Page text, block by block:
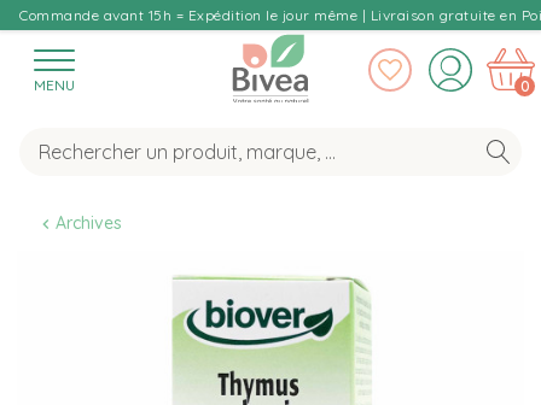
Commande avant 15h = Expédition le jour même | Livraison gratuite en
MENU 0
Archives